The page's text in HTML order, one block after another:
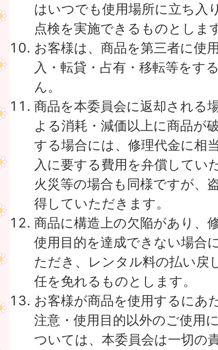
はいつでも使用場所に立ち入
点検を実施できるものとしま
お客様は、商品を第三者に使
入・転貸・占有・移転等をす
ん。
商品を本委員会に返却される
よる消耗・減価以上に商品が
する場合には、修理代金に相
入に要する費用を弁償してい
火災等の場合も同様ですが、
得していただきます。
商品に構造上の欠陥があり、
使用目的を達成できない場合
ただき、レンタル料の払い戻
任を免れるものとします。
お客様が商品を使用するにあ
注意・使用目的以外のご使用
ついては、本委員会は一切の